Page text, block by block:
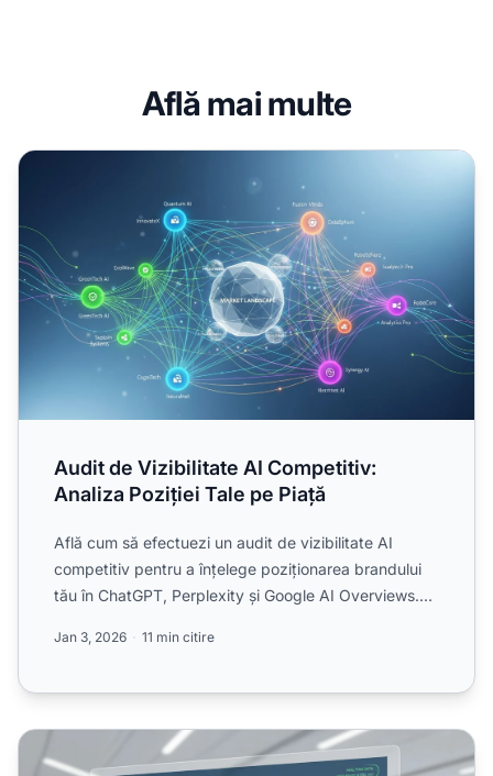
Află mai multe
Audit de Vizibilitate AI Competitiv: Analiza Poziției Tale pe
Audit de Vizibilitate AI Competitiv:
Analiza Poziției Tale pe Piață
Află cum să efectuezi un audit de vizibilitate AI
competitiv pentru a înțelege poziționarea brandului
tău în ChatGPT, Perplexity și Google AI Overviews.
Jan 3, 2026 11 min citire
Analiza vizibilității AI a competitorilor: metodologie și